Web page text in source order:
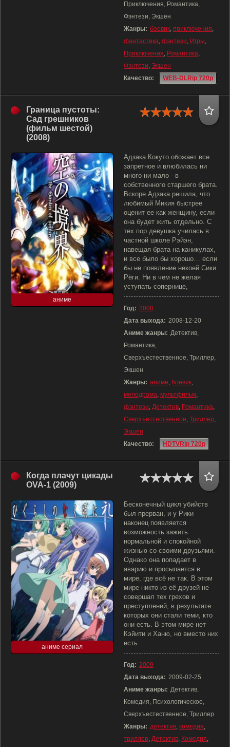
Приключения, Романтика,
Фэнтези, Экшен
Жанры: боевик, приключения,
фантастика, фэнтези, Игры,
Приключения, Романтика,
Фэнтези, Экшен
Качество:
WEB-DLRip 720p
Граница пустоты:
Сад грешников
(фильм шестой)
(2008)
аниме
Адзака Кокуто обожает все
запретное и влюбилась ни
много ни мало - в
собственного старшего брата.
Вскоре Адзака решила, что
любимый Микия быстрее
оценит ее как женщину, если
она будет жить отдельно. С
тех пор девушка училась в
частной школе Рэйэн,
навещая брата на каникулах,
и все было бы хорошо… если
бы не появление некоей Сики
Рёги. Ни в чем не желая
уступать сопернице,
Год: 2008
Дата выхода: 2008-12-20
Аниме жанры: Детектив,
Романтика,
Сверхъестественное, Триллер,
Экшен
Жанры: аниме, боевик,
мелодрама, мультфильм,
фэнтези, Детектив, Романтика,
Сверхъестественное, Триллер,
Экшен
Качество:
HDTVRip 720p
Когда плачут цикады
OVA-1 (2009)
аниме сериал
Бесконечный цикл убийств
был прерван, и у Рики
наконец появляется
возможность зажить
нормальной и спокойной
жизнью со своими друзьями.
Однако она попадает в
аварию и просыпается в
мире, где всё не так. В этом
мире никто из её друзей не
совершал тех грехов и
преступлений, в результате
которых они стали теми, кто
они есть. В этом мире нет
Кэйити и Ханю, но вместо них
есть
Год: 2009
Дата выхода: 2009-02-25
Аниме жанры: Детектив,
Комедия, Психологическое,
Сверхъестественное, Триллер
Жанры: детектив, комедия,
триллер, Детектив, Комедия,